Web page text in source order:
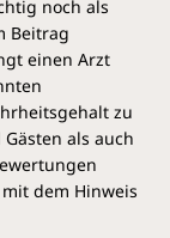
noch als
Beitrag
einen Arzt
zu
als auch
dem Hinweis